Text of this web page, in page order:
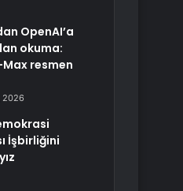
OpenAI’a
okuma:
resmen
2026
İşbirliğini